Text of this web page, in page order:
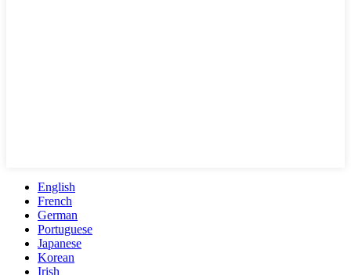
English
French
German
Portuguese
Japanese
Korean
Irish